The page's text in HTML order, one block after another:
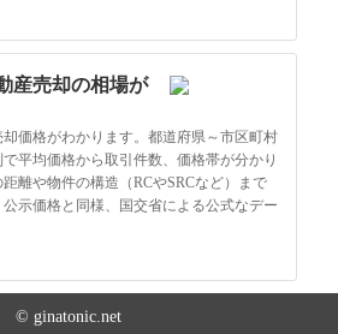
産売却の相場が
価格がわかります。都道府県～市区町村
平均価格から取引件数、価格帯が分かり
離や物件の構造（RCやSRCなど）まで
示価格と同様、国交省による公式なデー
© ginatonic.net